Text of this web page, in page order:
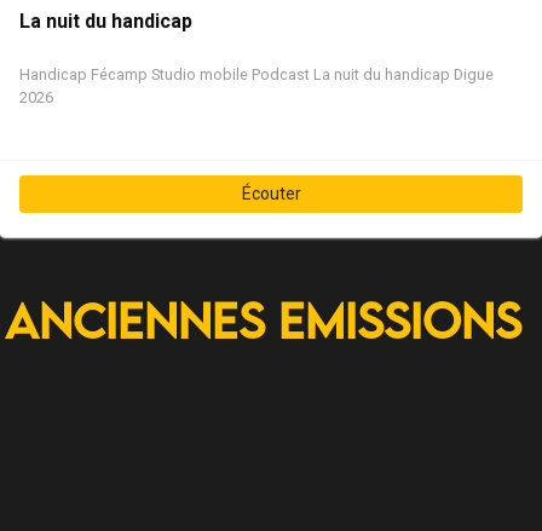
La nuit du handicap
Handicap Fécamp Studio mobile Podcast La nuit du handicap Digue
2026
Écouter
Anciennes Emissions